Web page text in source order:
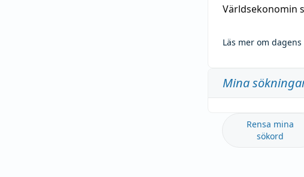
Världsekonomin
Läs mer om
Mina
Rensa mina
sökord